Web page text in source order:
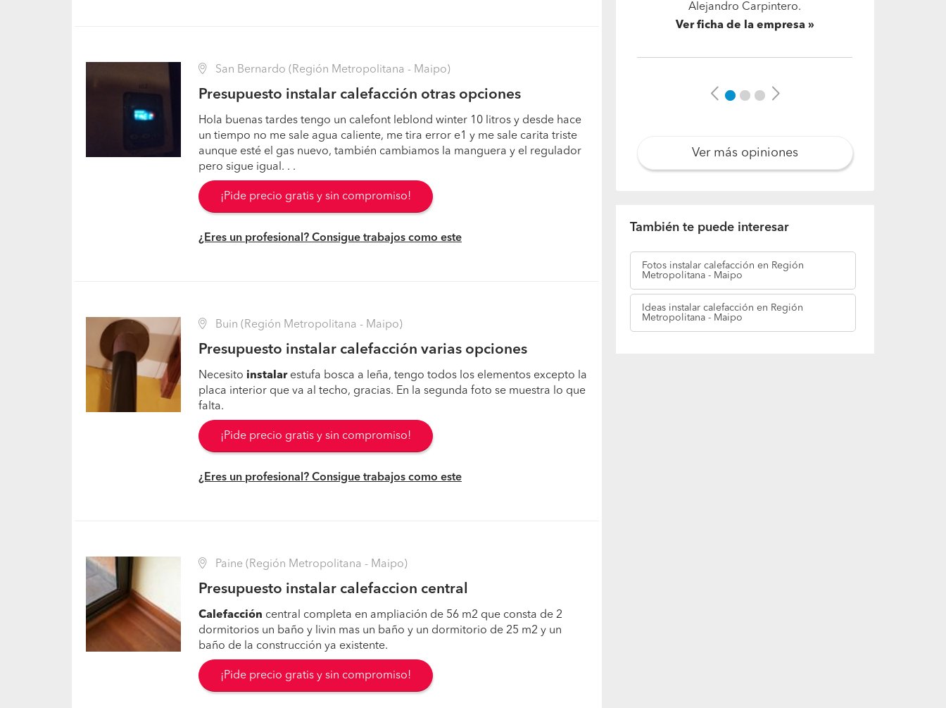
San Bernardo (Región Metropolitana - Maipo)
Presupuesto instalar calefacción otras opciones
Hola buenas tardes tengo un calefont leblond winter 10 litros y desde hace
un tiempo no me sale agua caliente, me tira error e1 y me sale carita triste
aunque esté el gas nuevo, también cambiamos la manguera y el regulador
pero sigue igual. . .
¡Pide precio gratis y sin compromiso!
¿Eres un profesional? Consigue trabajos como este
Buin (Región Metropolitana - Maipo)
Presupuesto instalar calefacción varias opciones
Necesito instalarestufa bosca a leña, tengo todos los elementos excepto la
placa interior que va al techo, gracias. En la segunda foto se muestra lo que
falta.
¡Pide precio gratis y sin compromiso!
¿Eres un profesional? Consigue trabajos como este
Paine (Región Metropolitana - Maipo)
Presupuesto instalar calefaccion central
Calefacción central completa en ampliación de 56 m2 que consta de 2
dormitorios un baño y livin mas un baño y un dormitorio de 25 m2 y un
baño de la construcción ya existente.
¡Pide precio gratis y sin compromiso!
profesionalismo de técnico
Alejandro Carpintero. ¡¡100%
Ver ficha de la empresa
También te puede interesar
Fotosinstalar calefacción en Región
Metropolitana - Maipo